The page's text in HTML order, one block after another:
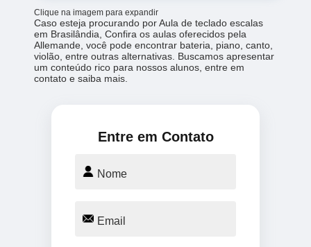
Clique na imagem para expandir
Caso esteja procurando por Aula de teclado escalas
em Brasilândia, Confira os aulas oferecidos pela
Allemande, você pode encontrar bateria, piano, canto,
violão, entre outras alternativas. Buscamos apresentar
um conteúdo rico para nossos alunos, entre em
contato e saiba mais.
Entre em Contato